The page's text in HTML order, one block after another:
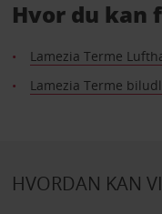
Hvor du kan
Lamezia Terme
Lamezia Terme
HVORDAN KAN